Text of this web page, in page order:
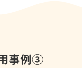
用事例③